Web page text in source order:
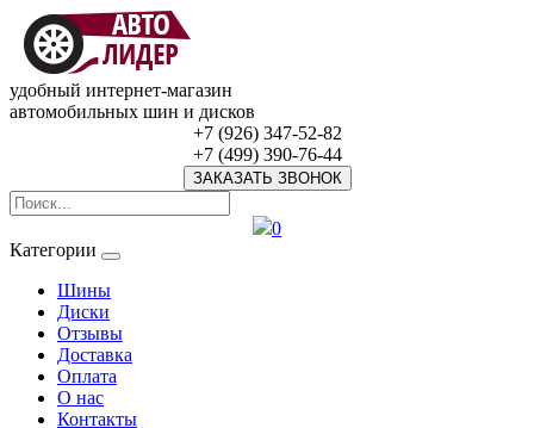
удобный интернет-магазин
автомобильных шин и дисков
+7 (926) 347-52-82
+7 (499) 390-76-44
ЗАКАЗАТЬ ЗВОНОК
0
Категории
Шины
Диски
Отзывы
Доставка
Оплата
О нас
Контакты